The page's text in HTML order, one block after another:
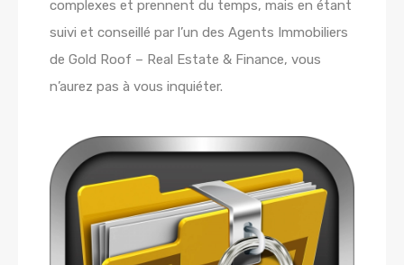
complexes et prennent du temps, mais en étant
suivi et conseillé par l’un des Agents Immobiliers
de Gold Roof – Real Estate & Finance, vous
n’aurez pas à vous inquiéter.